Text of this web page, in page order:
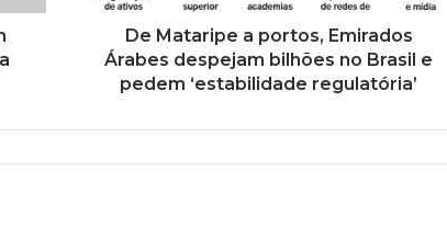
De Mataripe a portos, Emirados
Árabes despejam bilhões no Brasil e
pedem ‘estabilidade regulatória’